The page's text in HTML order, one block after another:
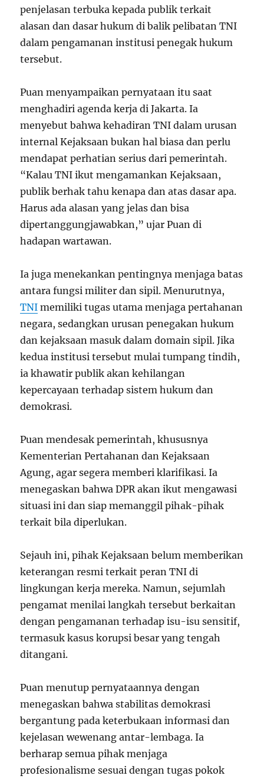
penjelasan terbuka kepada publik terkait
alasan dan dasar hukum di balik pelibatan TNI
dalam pengamanan institusi penegak hukum
tersebut.
Puan menyampaikan pernyataan itu saat
menghadiri agenda kerja di Jakarta. Ia
menyebut bahwa kehadiran TNI dalam urusan
internal Kejaksaan bukan hal biasa dan perlu
mendapat perhatian serius dari pemerintah.
“Kalau TNI ikut mengamankan Kejaksaan,
publik berhak tahu kenapa dan atas dasar apa.
Harus ada alasan yang jelas dan bisa
dipertanggungjawabkan,” ujar Puan di
hadapan wartawan.
Ia juga menekankan pentingnya menjaga batas
antara fungsi militer dan sipil. Menurutnya,
TNI memiliki tugas utama menjaga pertahanan
negara, sedangkan urusan penegakan hukum
dan kejaksaan masuk dalam domain sipil. Jika
kedua institusi tersebut mulai tumpang tindih,
ia khawatir publik akan kehilangan
kepercayaan terhadap sistem hukum dan
demokrasi.
Puan mendesak pemerintah, khususnya
Kementerian Pertahanan dan Kejaksaan
Agung, agar segera memberi klarifikasi. Ia
menegaskan bahwa DPR akan ikut mengawasi
situasi ini dan siap memanggil pihak-pihak
terkait bila diperlukan.
Sejauh ini, pihak Kejaksaan belum memberikan
keterangan resmi terkait peran TNI di
lingkungan kerja mereka. Namun, sejumlah
pengamat menilai langkah tersebut berkaitan
dengan pengamanan terhadap isu-isu sensitif,
termasuk kasus korupsi besar yang tengah
ditangani.
Puan menutup pernyataannya dengan
menegaskan bahwa stabilitas demokrasi
bergantung pada keterbukaan informasi dan
kejelasan wewenang antar-lembaga. Ia
berharap semua pihak menjaga
profesionalisme sesuai dengan tugas pokok